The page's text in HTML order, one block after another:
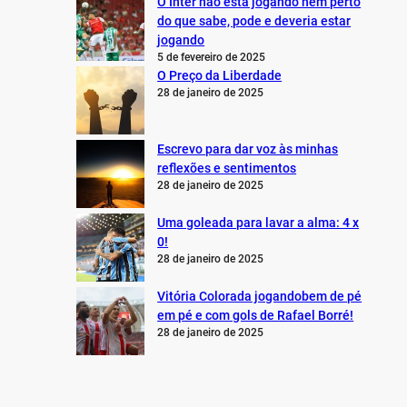
do que sabe, pode e deveria estar
jogando
5 de fevereiro de 2025
O Preço da Liberdade
28 de janeiro de 2025
Escrevo para dar voz às minhas
reflexões e sentimentos
28 de janeiro de 2025
Uma goleada para lavar a alma: 4 x
0!
28 de janeiro de 2025
Vitória Colorada jogandobem de pé
em pé e com gols de Rafael Borré!
28 de janeiro de 2025